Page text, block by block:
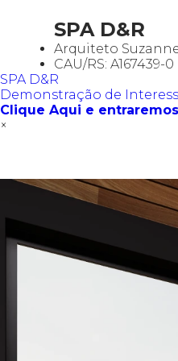
SPA D&R
Arquiteto
CAU/RS: A167439-0
SPA D&R
Demonstração de
Clique Aqui e
×